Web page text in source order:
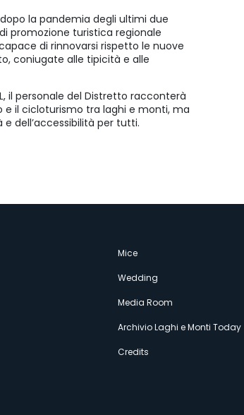
la pandemia degli ultimi due
promozione turistica regionale
di rinnovarsi rispetto le nuove
coniugate alle tipicità e alle
il personale del Distretto racconterà
e il cicloturismo tra laghi e monti, ma
dell’accessibilità per tutti.
Mice
Wedding
Media Room
Archivio Laghi e Monti Today
Credits